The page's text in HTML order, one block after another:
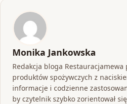
Monika Jankowska
Redakcja bloga
produktów spożywczych z
informacje i codzienne
by czytelnik szybko zorientował